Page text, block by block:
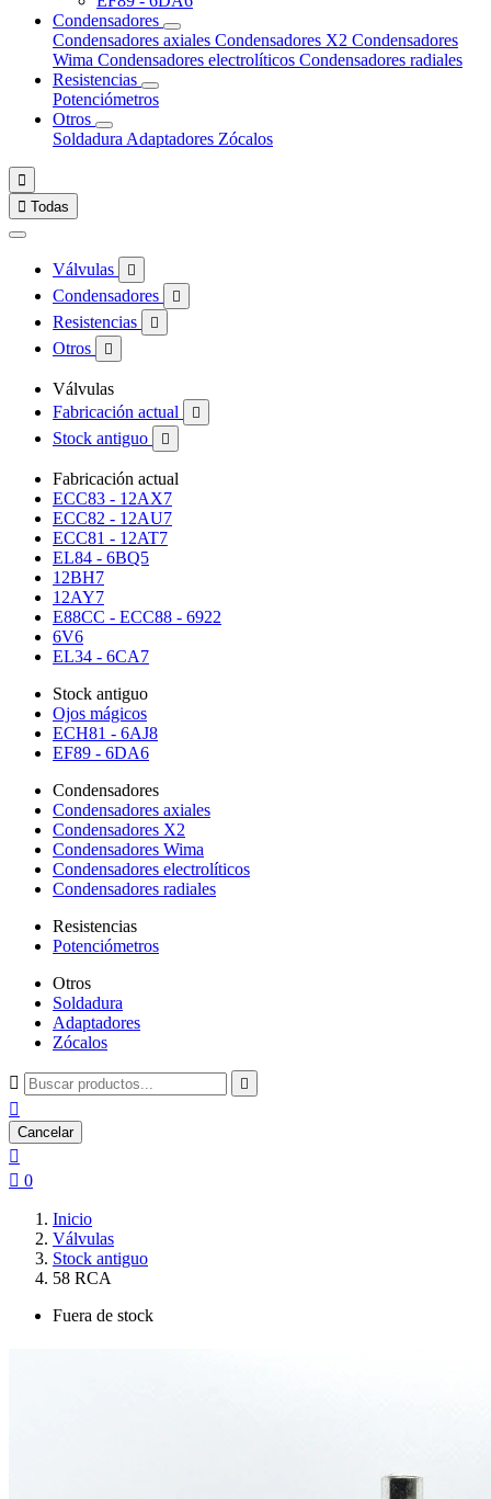
Condensadores
Condensadores axiales Condensadores X2 Condensadores
Wima Condensadores electrolíticos Condensadores radiales
Resistencias
Potenciómetros
Otros
Soldadura Adaptadores Zócalos

 Todas
Válvulas 
Condensadores 
Resistencias 
Otros 
Válvulas
Fabricación actual

Stock antiguo 
Fabricación actual
ECC83 - 12AX7
ECC82 - 12AU7
ECC81 - 12AT7
EL84 - 6BQ5
12BH7
12AY7
E88CC - ECC88 - 6922
6V6
EL34 - 6CA7
Stock antiguo
Ojos mágicos
ECH81 - 6AJ8
EF89 - 6DA6
Condensadores
Condensadores axiales
Condensadores X2
Condensadores Wima
Condensadores electrolíticos
Condensadores radiales
Resistencias
Potenciómetros
Otros
Soldadura
Adaptadores
Zócalos
 

Cancelar

 0
Inicio
Válvulas
Stock antiguo
58 RCA
Fuera de stock